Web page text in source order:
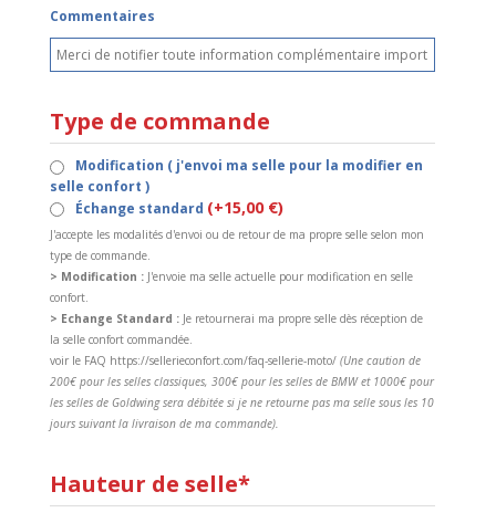
Hauteur de selle*
Commentaires
Type de commande
Modification ( j'envoi ma selle pour la modifier en
selle confort )
Échange standard (+15,00 €)
J'accepte les modalités d'envoi ou de retour de ma propre selle selon mon
type de commande.
> Modification : J'envoie ma selle actuelle pour modification en selle
confort.
> Echange Standard :Je retournerai ma propre selle dès réception de
la selle confort commandée.
voir le FAQ https://sellerieconfort.com/faq-sellerie-moto/ (Une caution de
200€ pour les selles classiques, 300€ pour les selles de BMW et 1000€ pour
les selles de Goldwing sera débitée si je ne retourne pas ma selle sous les 10
jours suivant la livraison de ma commande).